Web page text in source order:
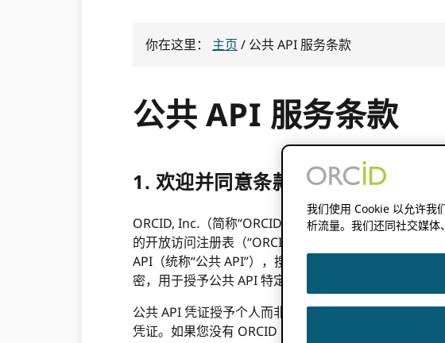
你在这里： 主页 / 公共 API 服务条款
公共 API 服务条款
1. 欢迎并同意条款
ORCID, Inc.（简称“ORCID”、“我们”、“我们的”和“
的开放访问注册表（“ORCID iDs”）和相关数据（“注
API（统称“公共 API”），搜索和访问 ORCID 注册中
密，用于授予公共 API 特定的访问权限。
公共 API 凭证授予个人而非组织，您的公共 API 凭证
凭证。如果您没有 ORCID iD 并希望获得一个，您可以
我们使用 Cookie 以允许我
析流量。我们还同社交媒体